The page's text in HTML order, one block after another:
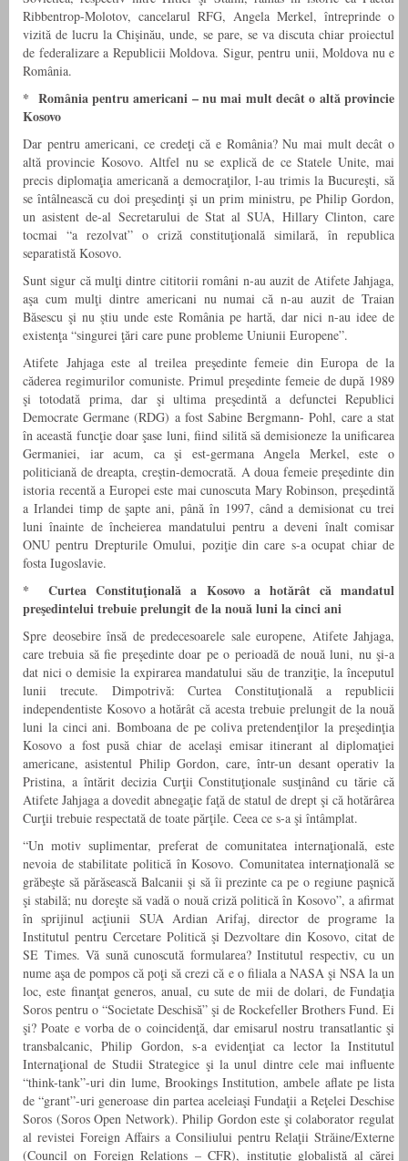
Ribbentrop-Molotov, cancelarul RFG, Angela Merkel, întreprinde o
vizită de lucru la Chişinău, unde, se pare, se va discuta chiar proiectul
de federalizare a Republicii Moldova. Sigur, pentru unii, Moldova nu e
România.
* România pentru americani – nu mai mult decât o altă provincie
Kosovo
Dar pentru americani, ce credeţi că e România? Nu mai mult decât o
altă provincie Kosovo. Altfel nu se explică de ce Statele Unite, mai
precis diplomaţia americană a democraţilor, l-au trimis la Bucureşti, să
se întâlnească cu doi preşedinţi şi un prim ministru, pe Philip Gordon,
un asistent de-al Secretarului de Stat al SUA, Hillary Clinton, care
tocmai “a rezolvat” o criză constituţională similară, în republica
separatistă Kosovo.
Sunt sigur că mulţi dintre cititorii români n-au auzit de Atifete Jahjaga,
aşa cum mulţi dintre americani nu numai că n-au auzit de Traian
Băsescu şi nu ştiu unde este România pe hartă, dar nici n-au idee de
existenţa “singurei ţări care pune probleme Uniunii Europene”.
Atifete Jahjaga este al treilea preşedinte femeie din Europa de la
căderea regimurilor comuniste. Primul preşedinte femeie de după 1989
şi totodată prima, dar şi ultima preşedintă a defunctei Republici
Democrate Germane (RDG) a fost Sabine Bergmann- Pohl, care a stat
în această funcţie doar şase luni, fiind silită să demisioneze la unificarea
Germaniei, iar acum, ca şi est-germana Angela Merkel, este o
politiciană de dreapta, creştin-democrată. A doua femeie preşedinte din
istoria recentă a Europei este mai cunoscuta Mary Robinson, preşedintă
a Irlandei timp de şapte ani, până în 1997, când a demisionat cu trei
luni înainte de încheierea mandatului pentru a deveni înalt comisar
ONU pentru Drepturile Omului, poziţie din care s-a ocupat chiar de
fosta Iugoslavie.
* Curtea Constituţională a Kosovo a hotărât că mandatul
preşedintelui trebuie prelungit de la nouă luni la cinci ani
Spre deosebire însă de predecesoarele sale europene, Atifete Jahjaga,
care trebuia să fie preşedinte doar pe o perioadă de nouă luni, nu şi-a
dat nici o demisie la expirarea mandatului său de tranziţie, la începutul
lunii trecute. Dimpotrivă: Curtea Constituţională a republicii
independentiste Kosovo a hotărât că acesta trebuie prelungit de la nouă
luni la cinci ani. Bomboana de pe coliva pretendenţilor la preşedinţia
Kosovo a fost pusă chiar de acelaşi emisar itinerant al diplomaţiei
americane, asistentul Philip Gordon, care, într-un desant operativ la
Pristina, a întărit decizia Curţii Constituţionale susţinând cu tărie că
Atifete Jahjaga a dovedit abnegaţie faţă de statul de drept şi că hotărârea
Curţii trebuie respectată de toate părţile. Ceea ce s-a şi întâmplat.
“Un motiv suplimentar, preferat de comunitatea internaţională, este
nevoia de stabilitate politică în Kosovo. Comunitatea internaţională se
grăbeşte să părăsească Balcanii şi să îi prezinte ca pe o regiune paşnică
şi stabilă; nu doreşte să vadă o nouă criză politică în Kosovo”, a afirmat
în sprijinul acţiunii SUA Ardian Arifaj, director de programe la
Institutul pentru Cercetare Politică şi Dezvoltare din Kosovo, citat de
SE Times. Vă sună cunoscută formularea? Institutul respectiv, cu un
nume aşa de pompos că poţi să crezi că e o filiala a NASA şi NSA la un
loc, este finanţat generos, anual, cu sute de mii de dolari, de Fundaţia
Soros pentru o “Societate Deschisă” şi de Rockefeller Brothers Fund. Ei
şi? Poate e vorba de o coincidenţă, dar emisarul nostru transatlantic şi
transbalcanic, Philip Gordon, s-a evidenţiat ca lector la Institutul
Internaţional de Studii Strategice şi la unul dintre cele mai influente
“think-tank”-uri din lume, Brookings Institution, ambele aflate pe lista
de “grant”-uri generoase din partea aceleiaşi Fundaţii a Reţelei Deschise
Soros (Soros Open Network). Philip Gordon este şi colaborator regulat
al revistei Foreign Affairs a Consiliului pentru Relaţii Străine/Externe
(Council on Foreign Relations – CFR), instituţie globalistă al cărei